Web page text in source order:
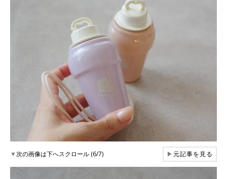
▼次の画像は下へスクロール (6/7) ▶元記事を見る